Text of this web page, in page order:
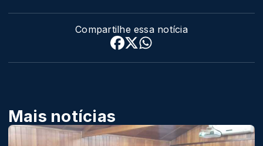
Compartilhe essa notícia
Mais notícias